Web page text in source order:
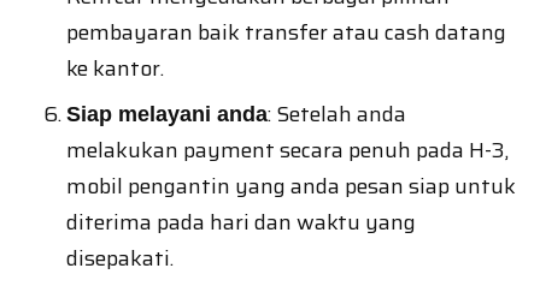
pembayaran baik transfer atau cash datang
ke kantor.
Siap melayani anda: Setelah anda
melakukan payment secara penuh pada H-3,
mobil pengantin yang anda pesan siap untuk
diterima pada hari dan waktu yang
disepakati.